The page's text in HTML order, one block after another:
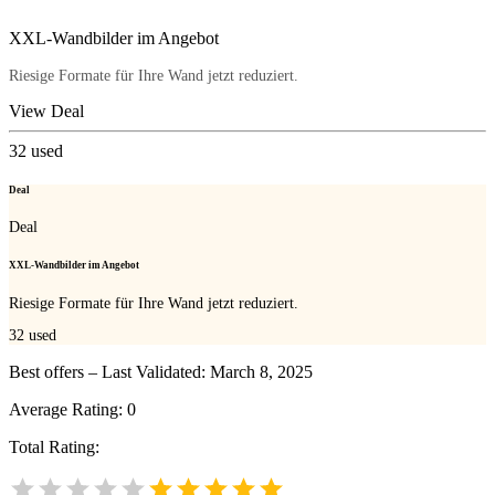
XXL-Wandbilder im Angebot
Riesige Formate für Ihre Wand jetzt reduziert.
View Deal
32 used
Deal
Deal
XXL-Wandbilder im Angebot
Riesige Formate für Ihre Wand jetzt reduziert.
32 used
Best offers – Last Validated: March 8, 2025
Average Rating: 0
Total Rating: